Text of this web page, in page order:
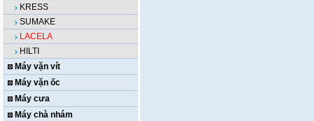
KRESS
SUMAKE
LACELA
HILTI
Máy vặn vít
Máy vặn ốc
Máy cưa
Máy chà nhám